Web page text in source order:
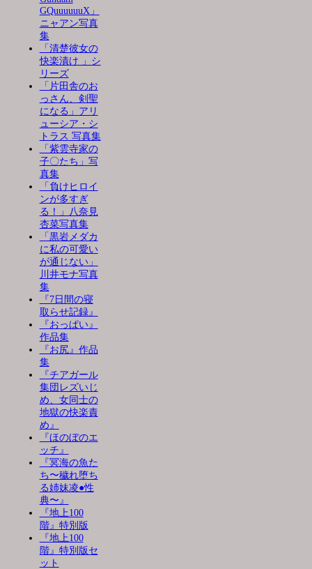
GQuuuuuuX」
ニャアン写真
集
「清楚彼女の
快楽漬け 」シ
リーズ
「片田舎のお
っさん、剣聖
になる」アリ
ューシア・シ
トラス 写真集
「紫雲寺家の
子〇たち」写
真集
「負けヒロイ
ンが多すぎ
る！」八奈見
杏菜写真集
「黒岩メダカ
に私の可愛い
が通じない」
川井モナ写真
集
『7日間の寝
取らせ記録』
『おっぱい』
作品集
『お尻』作品
集
『チアガール
集団レズいじ
め、女同士の
地獄の快楽責
め』
『ほのぼのエ
ッチ』
『冥海の魚た
ち〜穢れ堕ち
る姉妹凌●性
典〜』
『地上100
階』特別版
『地上100
階』特別版セ
ット